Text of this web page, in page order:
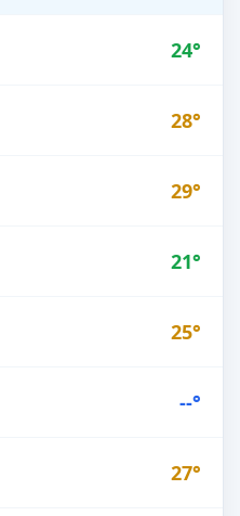
24°
28°
29°
21°
25°
--°
27°